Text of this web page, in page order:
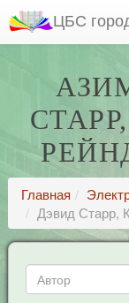
ЦБС
Главная
Дэвид Старр,